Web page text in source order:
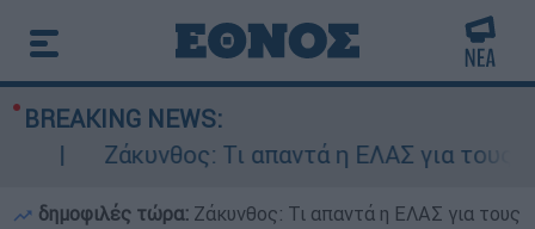
BREAKING NEWS:
Ζάκυνθος: Τι απαντά η ΕΛΑΣ για τους 8
δημοφιλές τώρα: Ζάκυνθος: Τι απαντά η ΕΛΑΣ για τους